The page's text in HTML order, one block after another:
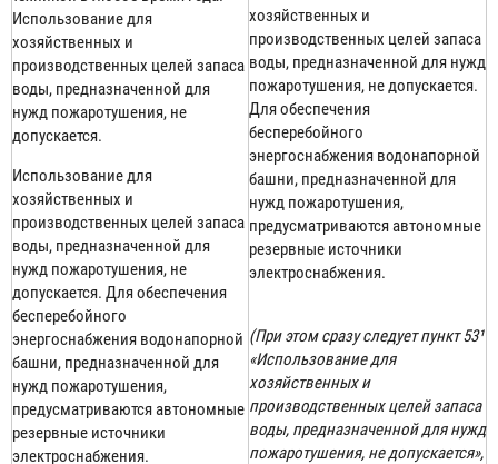
Использование для
хозяйственных и
производственных целей запаса
воды, предназначенной для
нужд пожаротушения, не
допускается.
Использование для
хозяйственных и
производственных целей запаса
воды, предназначенной для
нужд пожаротушения, не
допускается. Для обеспечения
бесперебойного
энергоснабжения водонапорной
башни, предназначенной для
нужд пожаротушения,
предусматриваются автономные
резервные источники
электроснабжения.
хозяйственных и
производственных целей запаса
воды, предназначенной для нужд
пожаротушения, не допускается.
Для обеспечения
бесперебойного
энергоснабжения водонапорной
башни, предназначенной для
нужд пожаротушения,
предусматриваются автономные
резервные источники
электроснабжения.
(При этом сразу следует пункт 53¹
«Использование для
хозяйственных и
производственных целей запаса
воды, предназначенной для нужд
пожаротушения, не допускается»,